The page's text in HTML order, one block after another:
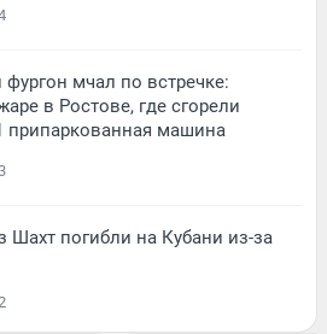
мчал по встречке:
в Ростове, где сгорели
припаркованная машина
Шахт погибли на Кубани из-за